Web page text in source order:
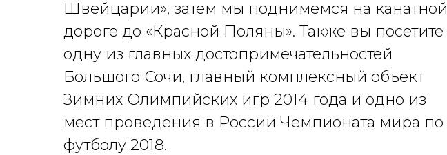
Швейцарии», затем мы поднимемся на канатной
дороге до «Красной Поляны». Также вы посетите
одну из главных достопримечательностей
Большого Сочи, главный комплексный объект
Зимних Олимпийских игр 2014 года и одно из
мест проведения в России Чемпионата мира по
футболу 2018.